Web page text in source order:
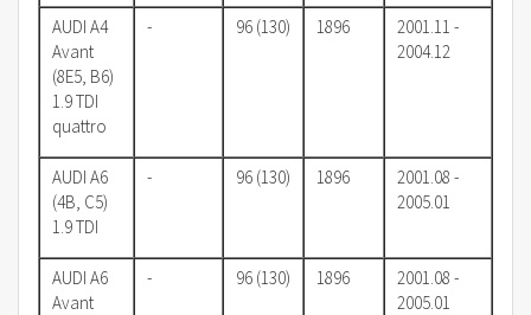
AUDI A4
Avant
(8E5, B6)
1.9 TDI
quattro
- 96 (130) 1896
2001.11 -
2004.12
AUDI A6
(4B, C5)
1.9 TDI
- 96 (130) 1896
2001.08 -
2005.01
AUDI A6
Avant
- 96 (130) 1896
2001.08 -
2005.01